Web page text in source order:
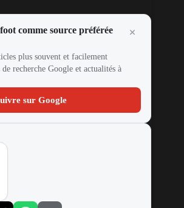
comme source préférée
plus souvent et facilement
de recherche Google et actualités à
sur Google